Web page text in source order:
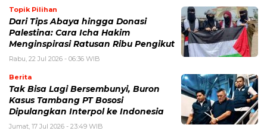
Topik Pilihan
Dari Tips Abaya hingga Donasi
Palestina: Cara Icha Hakim
Menginspirasi Ratusan Ribu Pengikut
Rabu, 22 Jul 2026 - 06:36 WIB
Berita
Tak Bisa Lagi Bersembunyi, Buron
Kasus Tambang PT Bososi
Dipulangkan Interpol ke Indonesia
Jumat, 17 Jul 2026 - 23:49 WIB